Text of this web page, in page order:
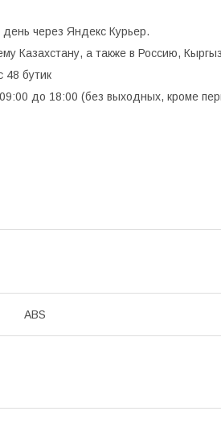
через Яндекс Курьер.
Казахстану, а также в Россию,
48 бутик
до 18:00 (без выходных, кроме
ABS